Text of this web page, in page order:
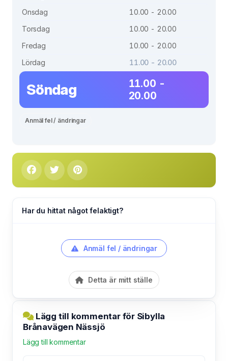
Onsdag
10.00 - 20.00
Torsdag
10.00 - 20.00
Fredag
10.00 - 20.00
Lördag
11.00 - 20.00
Söndag
11.00 -
20.00
Anmäl fel / ändringar
Har du hittat något felaktigt?
Anmäl fel / ändringar
Detta är mitt ställe
Lägg till kommentar för Sibylla
Brånavägen Nässjö
Lägg till kommentar